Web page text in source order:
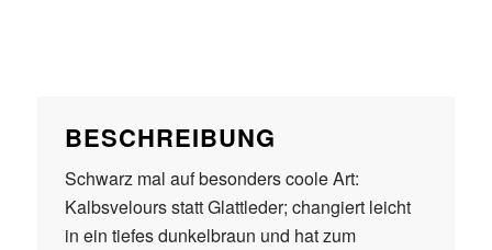
BESCHREIBUNG
Schwarz mal auf besonders coole Art:
Kalbsvelours statt Glattleder; changiert leicht
in ein tiefes dunkelbraun und hat zum